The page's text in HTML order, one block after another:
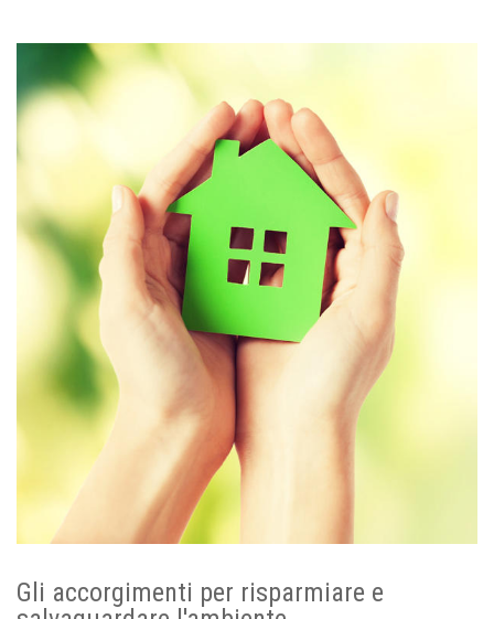
Gli accorgimenti per risparmiare e